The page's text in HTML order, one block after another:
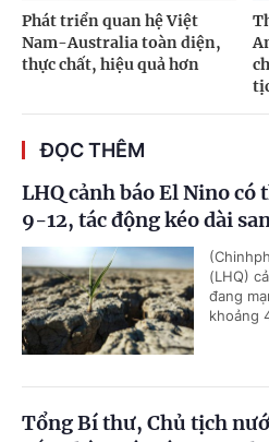
Phát triển quan hệ Việt
Nam-Australia toàn diện,
thực chất, hiệu quả hơn
ĐỌC THÊM
LHQ cảnh báo El Nino
9-12, tác động kéo dài
(LHQ)
đang
khoảng
Tổng Bí thư, Chủ tịch